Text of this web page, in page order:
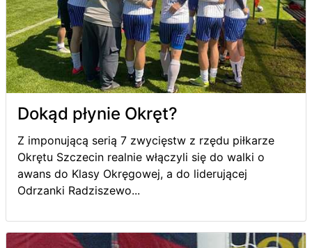
Dokąd płynie Okręt?
Z imponującą serią 7 zwycięstw z rzędu piłkarze
Okrętu Szczecin realnie włączyli się do walki o
awans do Klasy Okręgowej, a do liderującej
Odrzanki Radziszewo...